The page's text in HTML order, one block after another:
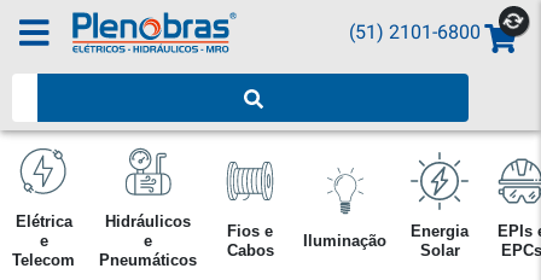
(51) 2101-6800
Elétrica
e
Telecom
Hidráulicos
e
Pneumáticos
Fios e
Cabos
Iluminação
Energia
Solar
EPIs
EPCs